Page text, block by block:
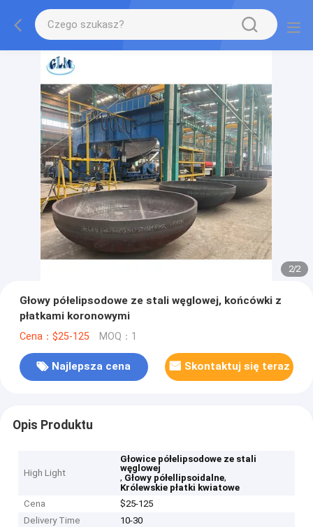
2/2
Głowy półelipsodowe ze stali węglowej, końcówki z
płatkami koronowymi
Cena：$25-125 MOQ：1
Najlepsza cena Skontaktuj się teraz
Opis Produktu
High Light
Głowice półelipsodowe ze stali
węglowej
, Głowy półellipsoidalne,
Królewskie płatki kwiatowe
Cena
$25-125
Delivery Time
10-30